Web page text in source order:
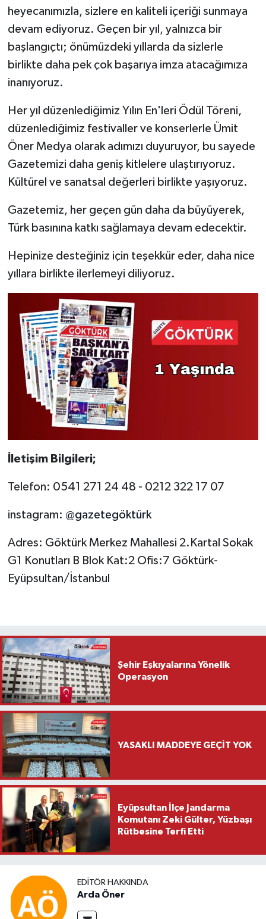
heyecanımızla, sizlere en kaliteli içeriği sunmaya
devam ediyoruz. Geçen bir yıl, yalnızca bir
başlangıçtı; önümüzdeki yıllarda da sizlerle
birlikte daha pek çok başarıya imza atacağımıza
inanıyoruz.
Her yıl düzenlediğimiz Yılın En'leri Ödül Töreni,
düzenlediğimiz festivaller ve konserlerle Ümit
Öner Medya olarak adımızı duyuruyor, bu sayede
Gazetemizi daha geniş kitlelere ulaştırıyoruz.
Kültürel ve sanatsal değerleri birlikte yaşıyoruz.
Gazetemiz, her geçen gün daha da büyüyerek,
Türk basınına katkı sağlamaya devam edecektir.
Hepinize desteğiniz için teşekkür eder, daha nice
yıllara birlikte ilerlemeyi diliyoruz.
İletişim Bilgileri;
Telefon: 0541 271 24 48 - 0212 322 17 07
instagram: @gazetegöktürk
Adres: Göktürk Merkez Mahallesi 2.Kartal Sokak
G1 Konutları B Blok Kat:2 Ofis:7 Göktürk-
Eyüpsultan/İstanbul
Şehir Eşkıyalarına Yönelik
Operasyon
YASAKLI MADDEYE GEÇİT YOK
Eyüpsultan İlçe Jandarma
Komutanı Zeki Gülter, Yüzbaşı
Rütbesine Terfi Etti
EDITÖR HAKKINDA
Arda Öner